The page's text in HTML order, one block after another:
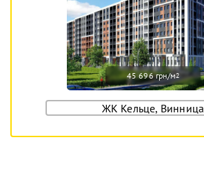
45 696 грн/м2
ЖК Кельце, Винница